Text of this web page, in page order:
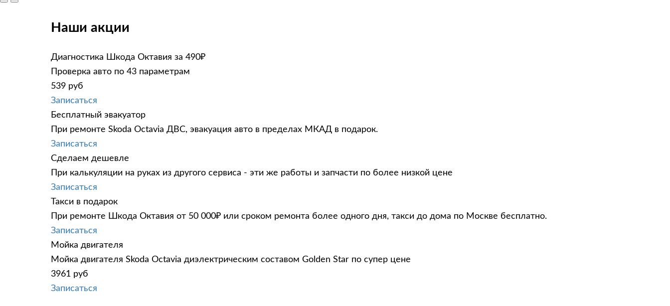
Наши акции
Диагностика Шкода Октавия за 490₽
Проверка авто по 43 параметрам
539 руб
Записаться
Бесплатный эвакуатор
При ремонте Skoda Octavia ДВС, эвакуация авто в пределах МКАД в подарок.
Записаться
Сделаем дешевле
При калькуляции на руках из другого сервиса - эти же работы и запчасти по более низкой цене
Записаться
Такси в подарок
При ремонте Шкода Октавия от 50 000₽ или сроком ремонта более одного дня, такси до дома по Москве бесплатно.
Записаться
Мойка двигателя
Мойка двигателя Skoda Octavia диэлектрическим составом Golden Star по супер цене
3961 руб
Записаться